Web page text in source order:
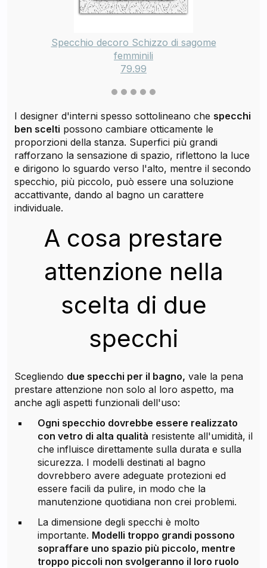
Specchio decoro Schizzo di sagome
femminili
79.99
I designer d'interni spesso sottolineano che specchi
ben scelti possono cambiare otticamente le
proporzioni della stanza. Superfici più grandi
rafforzano la sensazione di spazio, riflettono la luce
e dirigono lo sguardo verso l'alto, mentre il secondo
specchio, più piccolo, può essere una soluzione
accattivante, dando al bagno un carattere
individuale.
A cosa prestare
attenzione nella
scelta di due
specchi
Scegliendo due specchi per il bagno, vale la pena
prestare attenzione non solo al loro aspetto, ma
anche agli aspetti funzionali dell'uso:
Ogni specchio dovrebbe essere realizzato
con vetro di alta qualità resistente all'umidità, il
che influisce direttamente sulla durata e sulla
sicurezza. I modelli destinati al bagno
dovrebbero avere adeguate protezioni ed
essere facili da pulire, in modo che la
manutenzione quotidiana non crei problemi.
La dimensione degli specchi è molto
importante. Modelli troppo grandi possono
sopraffare uno spazio più piccolo, mentre
troppo piccoli non svolgeranno il loro ruolo